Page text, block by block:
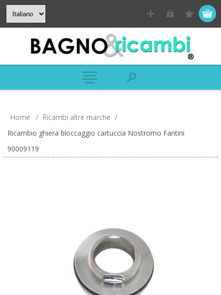
Home / Ricambi altre marche /
Ricambio ghiera bloccaggio cartuccia Nostromo Fantini
90009119